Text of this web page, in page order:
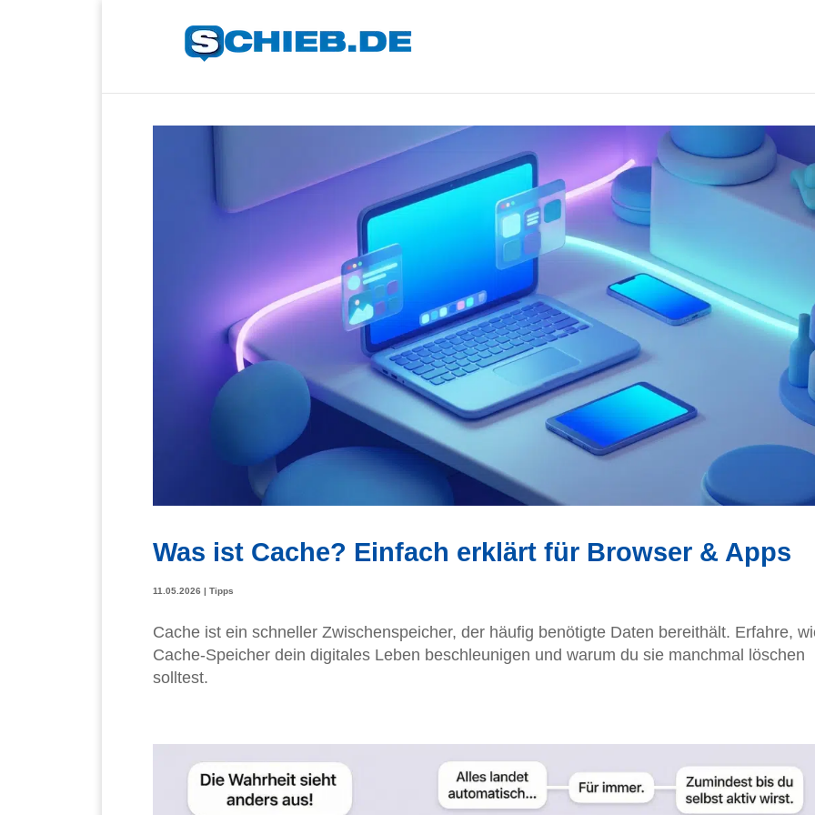
Was ist Cache? Einfach erklärt für Browser & Apps
11.05.2026 | Tipps
Cache ist ein schneller Zwischenspeicher, der häufig benötigte Daten bereithält. Erfahre,
Cache-Speicher dein digitales Leben beschleunigen und warum du sie manchmal löschen
solltest.